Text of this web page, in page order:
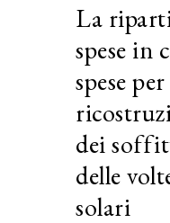
La
spese in
spese
dei
delle
solari